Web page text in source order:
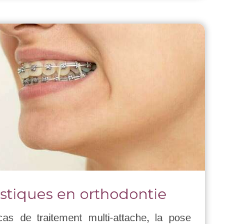
en orthodontie
de traitement multi-attache, la pose